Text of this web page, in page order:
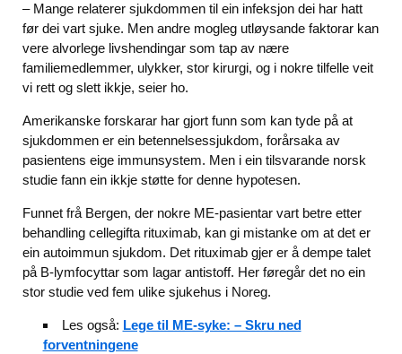
– Mange relaterer sjukdommen til ein infeksjon dei har hatt
før dei vart sjuke. Men andre mogleg utløysande faktorar kan
vere alvorlege livshendingar som tap av nære
familiemedlemmer, ulykker, stor kirurgi, og i nokre tilfelle veit
vi rett og slett ikkje, seier ho.
Amerikanske forskarar har gjort funn som kan tyde på at
sjukdommen er ein betennelsessjukdom, forårsaka av
pasientens eige immunsystem. Men i ein tilsvarande norsk
studie fann ein ikkje støtte for denne hypotesen.
Funnet frå Bergen, der nokre ME-pasientar vart betre etter
behandling cellegifta rituximab, kan gi mistanke om at det er
ein autoimmun sjukdom. Det rituximab gjer er å dempe talet
på B-lymfocyttar som lagar antistoff. Her føregår det no ein
stor studie ved fem ulike sjukehus i Noreg.
Les også: Lege til ME-syke: – Skru ned
forventningene